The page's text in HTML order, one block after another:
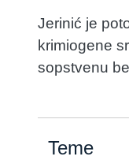
Jerinić je
krimiogene
sopstvenu
Teme